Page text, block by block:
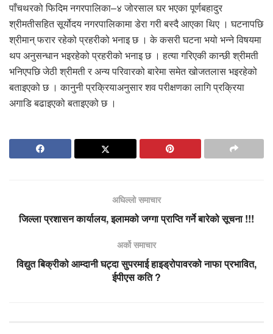
पाँचथरको फिदिम नगरपालिका–४ जोरसाल घर भएका पूर्णबहादुर
श्रीमतीसहित सूर्योदय नगरपालिकामा डेरा गरी बस्दै आएका थिए । घटनापछि
श्रीमान् फरार रहेको प्रहरीको भनाइ छ । के कसरी घटना भयो भन्ने विषयमा
थप अनुसन्धान भइरहेको प्रहरीको भनाइ छ । हत्या गरिएकी कान्छी श्रीमती
भनिएपछि जेठी श्रीमती र अन्य परिवारको बारेमा समेत खोजतलास भइरहेको
बताइएको छ । कानुनी प्रक्रियाअनुसार शव परीक्षणका लागि प्रक्रिया
अगाडि बढाइएको बताइएको छ ।
अघिल्लो समाचार
जिल्ला प्रशासन कार्यालय, इलामको जग्गा प्राप्ति गर्ने बारेको सूचना !!!
अर्को समाचार
विद्युत बिक्रीको आम्दानी घट्दा सुपरमाई हाइड्रोपावरको नाफा प्रभावित,
ईपीएस कति ?